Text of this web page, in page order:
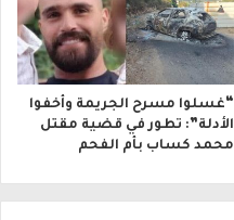
“غسلوا مسرح الجريمة وأخفوا
الأدلة”: تطور في قضية مقتل
محمد كساب بأم الفحم